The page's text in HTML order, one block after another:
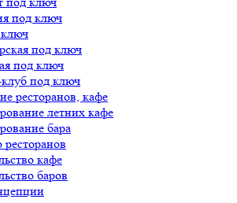
под ключ
под ключ
под ключ
под ключ
ресторанов, кафе
летних кафе
бара
ресторанов
кафе
баров